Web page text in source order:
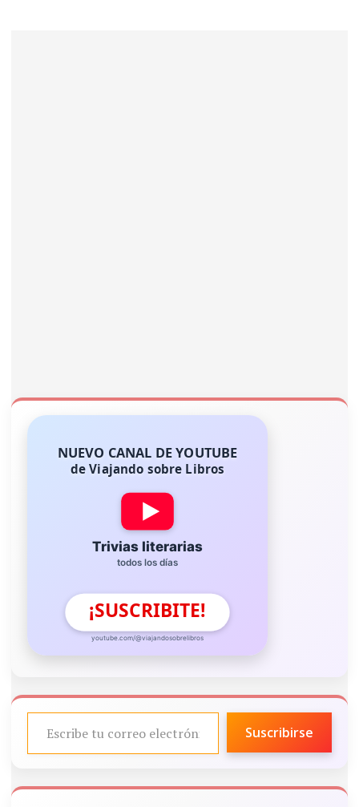
NUEVO CANAL DE YOUTUBE
de Viajando sobre Libros
Trivias literarias
todos los días
¡SUSCRIBITE!
youtube.com/@viajandosobrelibros
ESCRIBE TU CORREO ELECTRÓNICO…
Suscribirse